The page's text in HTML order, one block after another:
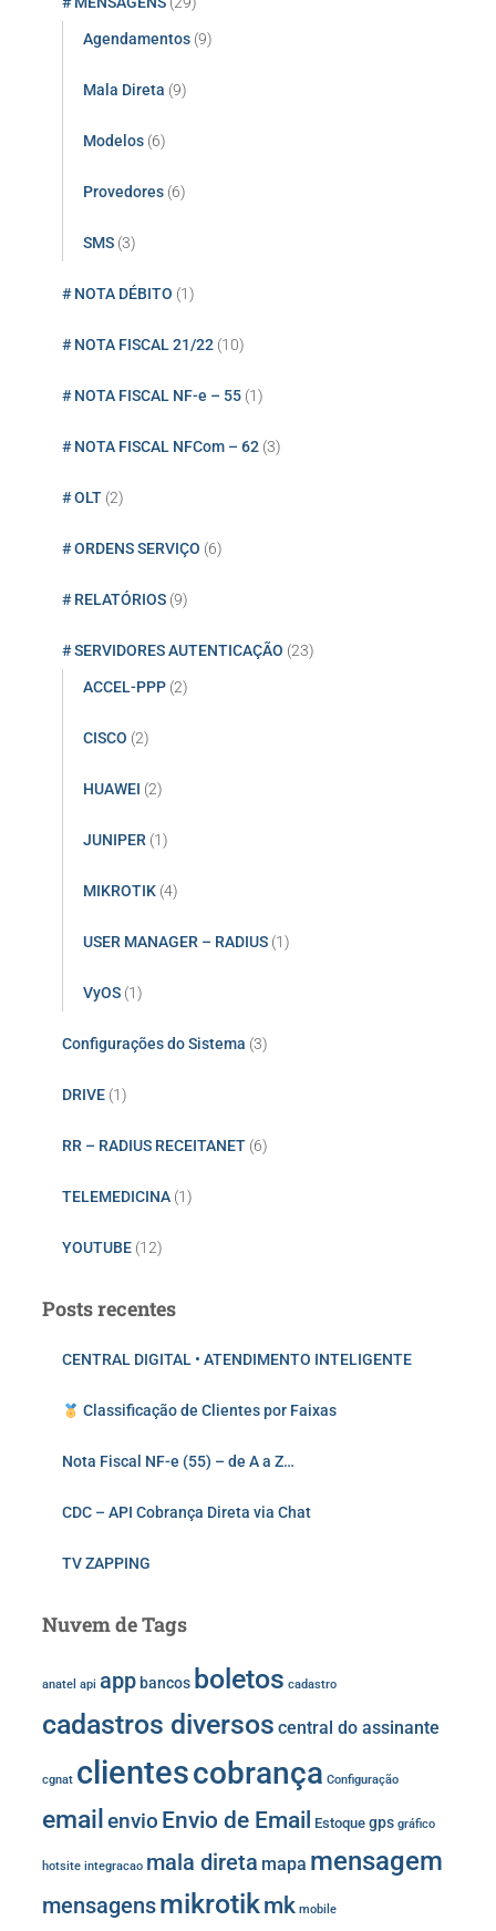
Agendamentos (9)
Mala Direta (9)
Modelos (6)
Provedores (6)
SMS (3)
# NOTA DÉBITO (1)
# NOTA FISCAL 21/22 (10)
# NOTA FISCAL NF-e – 55 (1)
# NOTA FISCAL NFCom – 62 (3)
# OLT (2)
# ORDENS SERVIÇO (6)
# RELATÓRIOS (9)
# SERVIDORES AUTENTICAÇÃO (23)
ACCEL-PPP (2)
CISCO (2)
HUAWEI (2)
JUNIPER (1)
MIKROTIK (4)
USER MANAGER – RADIUS (1)
VyOS (1)
Configurações do Sistema (3)
DRIVE (1)
RR – RADIUS RECEITANET (6)
TELEMEDICINA (1)
YOUTUBE (12)
Posts recentes
CENTRAL DIGITAL • ATENDIMENTO INTELIGENTE
Classificação de Clientes por Faixas
Nota Fiscal NF-e (55) – de A a Z…
CDC – API Cobrança Direta via Chat
TV ZAPPING
Nuvem de Tags
anatel api app bancos boletos cadastro
cadastros diversos central do assinante
cgnat clientescobrança Configuração
email envio Envio de Email Estoque gps gráfico
hotsite integracao mala direta mapa mensagem
mensagensmikrotikmk mobile